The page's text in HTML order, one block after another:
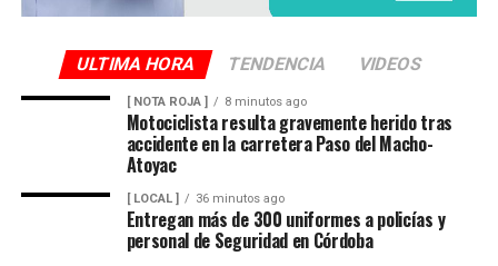
ULTIMA HORA TENDENCIA VIDEOS
[ NOTA ROJA ] 8 minutos ago
Motociclista resulta gravemente herido tras
accidente en la carretera Paso del Macho-
Atoyac
[ LOCAL ] 36 minutos ago
Entregan más de 300 uniformes a policías y
personal de Seguridad en Córdoba